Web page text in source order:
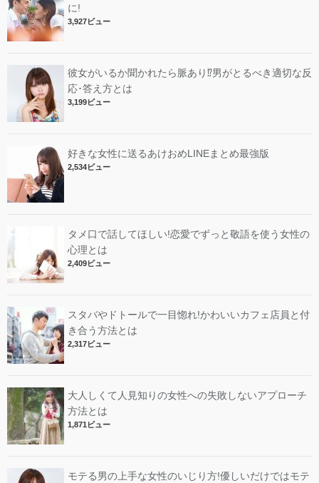
に!
3,927ビュー
彼女がいるか聞かれたら脈あり⁉︎男がとるべき適切な反
応･答え方とは
3,199ビュー
好きな女性に送るあけおめLINEまとめ最強版
2,534ビュー
タメ口で話してほしい!恋愛でずっと敬語を使う女性の
心理とは
2,409ビュー
スタバやドトールで一目惚れ!かわいいカフェ店員と付
き合う方法とは
2,317ビュー
大人しくて人見知りの女性への失敗しないアプローチ
方法とは
1,871ビュー
モテる男の上手な女性のいじり方!優しいだけではモテ